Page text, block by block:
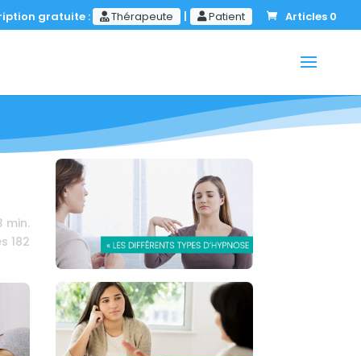
gratuite : Thérapeute | Patient Articles 0
min.
182